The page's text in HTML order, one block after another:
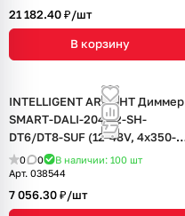
21 182.40 ₽/шт
В корзину
INTELLIGENT ARLIGHT Диммер
SMART-DALI-204-72-SH-
DT6/DT8-SUF (12-48V, 4x350-
1200mA) (IARL, IP20 Пластик, 5
лет)
0 0 В наличии: 100 шт
Арт. 038544
7 056.30 ₽/шт